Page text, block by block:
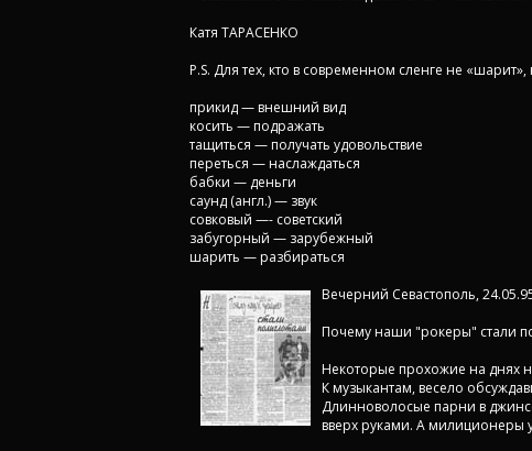
Катя ТАРАСЕНКО
P.S. Для тех, кто в современном сленге не
прикид — внешний вид
косить — подражать
тащиться — получать удовольствие
переться — наслаждаться
бабки — деньги
саунд (англ.) — звук
совковый —- советский
забугорный — зарубежный
шарить — разбираться
Вечерний Севастополь,
Почему наши "рокеры" стали
Некоторые прохожие на днях
К музыкантам, весело
Длинноволосые парни в
вверх руками. А милиционеры